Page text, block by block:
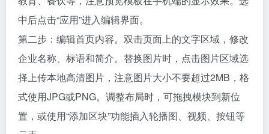
中后点击“应用”进入编辑界面。
第二步：编辑首页内容。双击页面上的文字区域，修改
企业名称、标语和简介。替换图片时，点击图片区域选
择上传本地高清图片，注意图片大小不要超过2MB，格
式使用JPG或PNG。调整布局时，可拖拽模块到新位
置，或使用“添加区块”功能插入轮播图、视频、按钮等